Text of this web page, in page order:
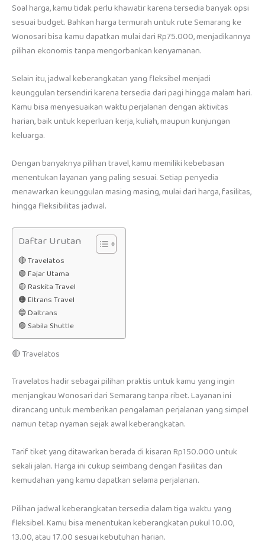
Soal harga, kamu tidak perlu khawatir karena tersedia banyak opsi
sesuai budget. Bahkan harga termurah untuk rute Semarang ke
Wonosari bisa kamu dapatkan mulai dari Rp75.000, menjadikannya
pilihan ekonomis tanpa mengorbankan kenyamanan.
Selain itu, jadwal keberangkatan yang fleksibel menjadi
keunggulan tersendiri karena tersedia dari pagi hingga malam hari.
Kamu bisa menyesuaikan waktu perjalanan dengan aktivitas
harian, baik untuk keperluan kerja, kuliah, maupun kunjungan
keluarga.
Dengan banyaknya pilihan travel, kamu memiliki kebebasan
menentukan layanan yang paling sesuai. Setiap penyedia
menawarkan keunggulan masing masing, mulai dari harga, fasilitas,
hingga fleksibilitas jadwal.
Daftar Urutan
🔴 Travelatos
🟢 Fajar Utama
🟡 Raskita Travel
🟠 Eltrans Travel
🔵 Daltrans
🟣 Sabila Shuttle
🔴 Travelatos
Travelatos hadir sebagai pilihan praktis untuk kamu yang ingin
menjangkau Wonosari dari Semarang tanpa ribet. Layanan ini
dirancang untuk memberikan pengalaman perjalanan yang simpel
namun tetap nyaman sejak awal keberangkatan.
Tarif tiket yang ditawarkan berada di kisaran Rp150.000 untuk
sekali jalan. Harga ini cukup seimbang dengan fasilitas dan
kemudahan yang kamu dapatkan selama perjalanan.
Pilihan jadwal keberangkatan tersedia dalam tiga waktu yang
fleksibel. Kamu bisa menentukan keberangkatan pukul 10.00,
13.00, atau 17.00 sesuai kebutuhan harian.